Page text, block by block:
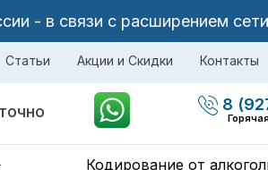
- в связи с расширением сети
Статьи Акции и Скидки Контакты
8
Кодирование от